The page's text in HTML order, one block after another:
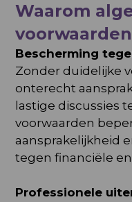
Waarom
Bescherming
Zonder duidelijke
onterecht
lastige discussies
voorwaarden
aansprakelijkheid
tegen financiële en
Professionele